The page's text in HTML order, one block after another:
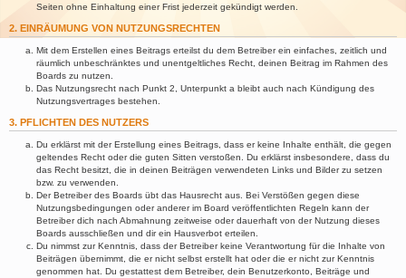
Seiten ohne Einhaltung einer Frist jederzeit gekündigt werden.
2. EINRÄUMUNG VON NUTZUNGSRECHTEN
Mit dem Erstellen eines Beitrags erteilst du dem Betreiber ein einfaches, zeitlich und
räumlich unbeschränktes und unentgeltliches Recht, deinen Beitrag im Rahmen des
Boards zu nutzen.
Das Nutzungsrecht nach Punkt 2, Unterpunkt a bleibt auch nach Kündigung des
Nutzungsvertrages bestehen.
3. PFLICHTEN DES NUTZERS
Du erklärst mit der Erstellung eines Beitrags, dass er keine Inhalte enthält, die gegen
geltendes Recht oder die guten Sitten verstoßen. Du erklärst insbesondere, dass du
das Recht besitzt, die in deinen Beiträgen verwendeten Links und Bilder zu setzen
bzw. zu verwenden.
Der Betreiber des Boards übt das Hausrecht aus. Bei Verstößen gegen diese
Nutzungsbedingungen oder anderer im Board veröffentlichten Regeln kann der
Betreiber dich nach Abmahnung zeitweise oder dauerhaft von der Nutzung dieses
Boards ausschließen und dir ein Hausverbot erteilen.
Du nimmst zur Kenntnis, dass der Betreiber keine Verantwortung für die Inhalte von
Beiträgen übernimmt, die er nicht selbst erstellt hat oder die er nicht zur Kenntnis
genommen hat. Du gestattest dem Betreiber, dein Benutzerkonto, Beiträge und